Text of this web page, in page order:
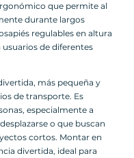
que permite al
durante largos
regulables en altura
de diferentes
más pequeña y
de transporte. Es
especialmente a
o que buscan
cortos. Montar en
divertida, ideal para